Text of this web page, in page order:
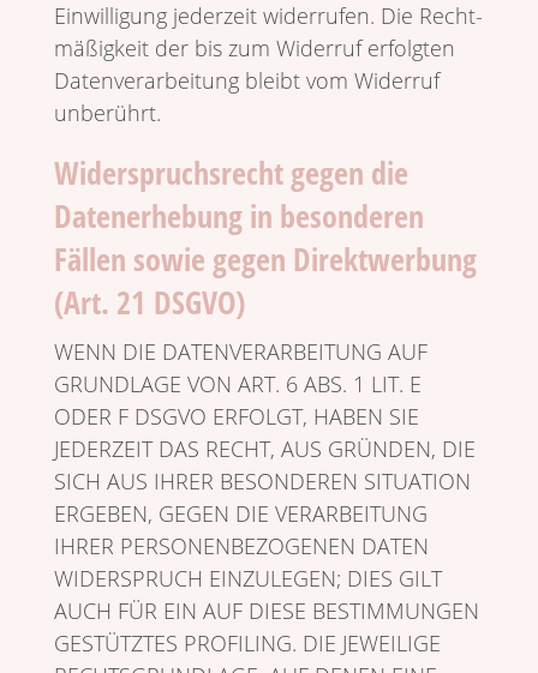
Einwil­li­gung jeder­zeit wider­rufen. Die Recht­
mä­ßig­keit der bis zum Widerruf erfolgten
Daten­ver­ar­bei­tung bleibt vom Widerruf
unberührt.
Widerspruchsrecht gegen die
Datenerhebung in besonderen
Fällen sowie gegen Direktwerbung
(Art. 21 DSGVO)
WENN DIE DATENVERARBEITUNG AUF
GRUNDLAGE VON ART. 6 ABS. 1 LIT. E
ODER F DSGVO ERFOLGT, HABEN SIE
JEDERZEIT DAS RECHT, AUS GRÜNDEN, DIE
SICH AUS IHRER BESONDEREN SITUATION
ERGEBEN, GEGEN DIE VERARBEITUNG
IHRER PERSONENBEZOGENEN DATEN
WIDERSPRUCH EINZULEGEN; DIES GILT
AUCH FÜR EIN AUF DIESE BESTIMMUNGEN
GESTÜTZTES PROFILING. DIE JEWEILIGE